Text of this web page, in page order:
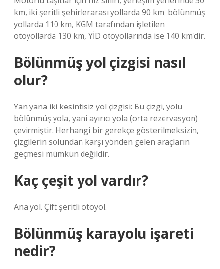
km, iki şeritli şehirlerarası yollarda 90 km, bölünmüş
yollarda 110 km, KGM tarafından işletilen
otoyollarda 130 km, YİD otoyollarında ise 140 km’dir.
Bölünmüş yol çizgisi nasıl
olur?
Yan yana iki kesintisiz yol çizgisi: Bu çizgi, yolu
bölünmüş yola, yani ayırıcı yola (orta rezervasyon)
çevirmiştir. Herhangi bir gerekçe gösterilmeksizin,
çizgilerin solundan karşı yönden gelen araçların
geçmesi mümkün değildir.
Kaç çeşit yol vardır?
Ana yol. Çift şeritli otoyol.
Bölünmüş karayolu işareti
nedir?